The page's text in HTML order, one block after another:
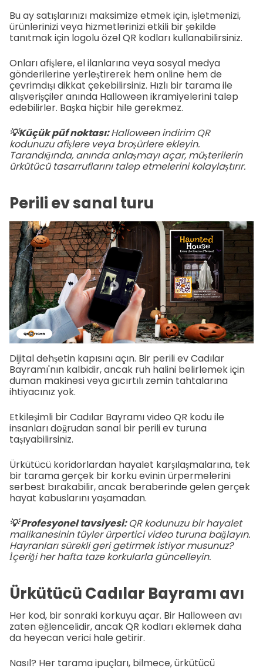
Bu ay satışlarınızı maksimize etmek için, işletmenizi,
ürünlerinizi veya hizmetlerinizi etkili bir şekilde
tanıtmak için logolu özel QR kodları kullanabilirsiniz.
Onları afişlere, el ilanlarına veya sosyal medya
gönderilerine yerleştirerek hem online hem de
çevrimdışı dikkat çekebilirsiniz. Hızlı bir tarama ile
alışverişçiler anında Halloween ikramiyelerini talep
edebilirler. Başka hiçbir hile gerekmez.
💡Küçük püf noktası:Halloween indirim QR
kodunuzu afişlere veya broşürlere ekleyin.
Tarandığında, anında anlaşmayı açar, müşterilerin
ürkütücü tasarruflarını talep etmelerini kolaylaştırır.
Perili ev sanal turu
Dijital dehşetin kapısını açın. Bir perili ev Cadılar
Bayramı'nın kalbidir, ancak ruh halini belirlemek için
duman makinesi veya gıcırtılı zemin tahtalarına
ihtiyacınız yok.
Etkileşimli bir Cadılar Bayramı video QR kodu ile
insanları doğrudan sanal bir perili ev turuna
taşıyabilirsiniz.
Ürkütücü koridorlardan hayalet karşılaşmalarına, tek
bir tarama gerçek bir korku evinin ürpermelerini
serbest bırakabilir, ancak beraberinde gelen gerçek
hayat kabuslarını yaşamadan.
💡 Profesyonel tavsiyesi:QR kodunuzu bir hayalet
malikanesinin tüyler ürpertici video turuna bağlayın.
Hayranları sürekli geri getirmek istiyor musunuz?
İçeriği her hafta taze korkularla güncelleyin.
Ürkütücü Cadılar Bayramı avı
Her kod, bir sonraki korkuyu açar. Bir Halloween avı
zaten eğlencelidir, ancak QR kodları eklemek daha
da heyecan verici hale getirir.
Nasıl? Her tarama ipuçları, bilmece, ürkütücü